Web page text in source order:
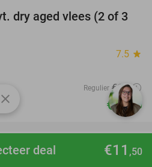
€11 ,50
deal
29%
dry aged vlees (2 of 3
7.5 star
Regulier €19
€13,50
51%
loempia + dessert
close